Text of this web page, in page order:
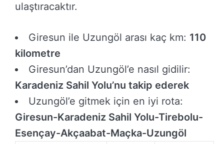
ulaştıracaktır.
Giresun ile Uzungöl arası kaç km: 110
kilometre
Giresun’dan Uzungöl’e nasıl gidilir:
Karadeniz Sahil Yolu’nu takip ederek
Uzungöl’e gitmek için en iyi rota:
Giresun-Karadeniz Sahil Yolu-Tirebolu-
Esençay-Akçaabat-Maçka-Uzungöl